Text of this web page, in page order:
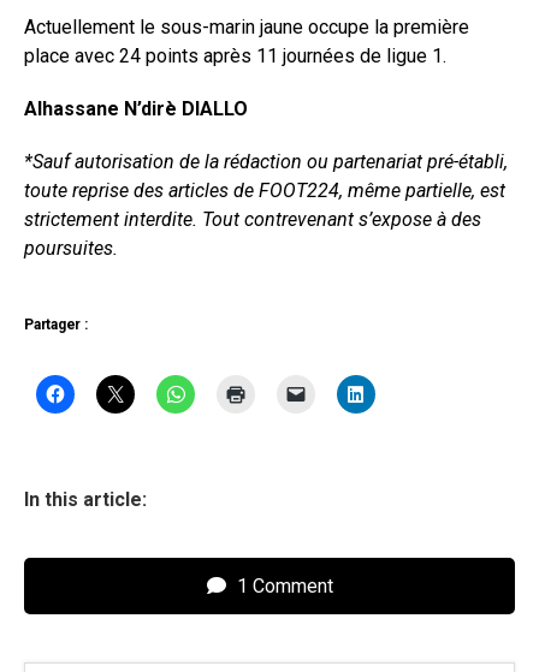
Actuellement le sous-marin jaune occupe la première
place avec 24 points après 11 journées de ligue 1.
Alhassane N’dirè DIALLO
*Sauf autorisation de la rédaction ou partenariat pré-établi,
toute reprise des articles de FOOT224, même partielle, est
strictement interdite. Tout contrevenant s’expose à des
poursuites.
Partager :
In this article:
1 Comment